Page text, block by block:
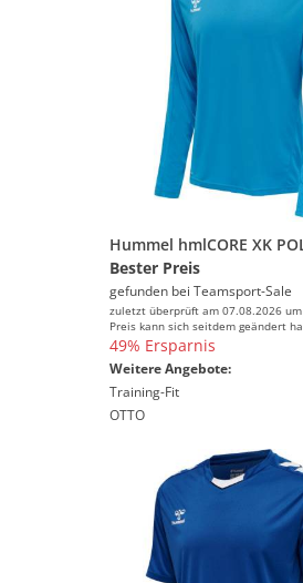
Bester Preis
gefunden bei Teamsport-Sale
zuletzt überprüft am 07.08.2026
Preis kann sich seitdem geändert
49% Ersparnis
Weitere Angebote:
Training-Fit
OTTO